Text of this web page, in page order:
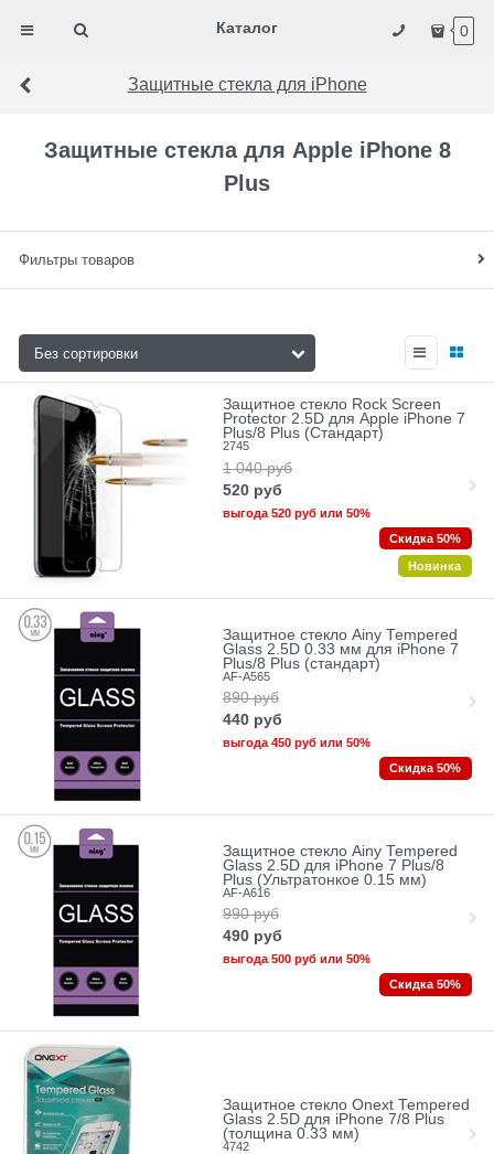
Каталог 0
Защитные стекла для iPhone
Защитные стекла для Apple iPhone 8
Plus
Фильтры товаров
Защитное стекло Rock Screen
Protector 2.5D для Apple iPhone 7
Plus/8 Plus (Стандарт)
2745
1 040 руб
520 руб
выгода 520 рубили 50%
Скидка 50%
Новинка
Защитное стекло Ainy Tempered
Glass 2.5D 0.33 мм для iPhone 7
Plus/8 Plus (стандарт)
AF-A565
890 руб
440 руб
выгода450 рубили 50%
Скидка 50%
Защитное стекло Ainy Tempered
Glass 2.5D для iPhone 7 Plus/8
Plus (Ультратонкое 0.15 мм)
AF-A616
990 руб
490 руб
выгода500 рубили 50%
Скидка 50%
Защитное стекло Onext Tempered
Glass 2.5D для iPhone 7/8 Plus
(толщина 0.33 мм)
4742